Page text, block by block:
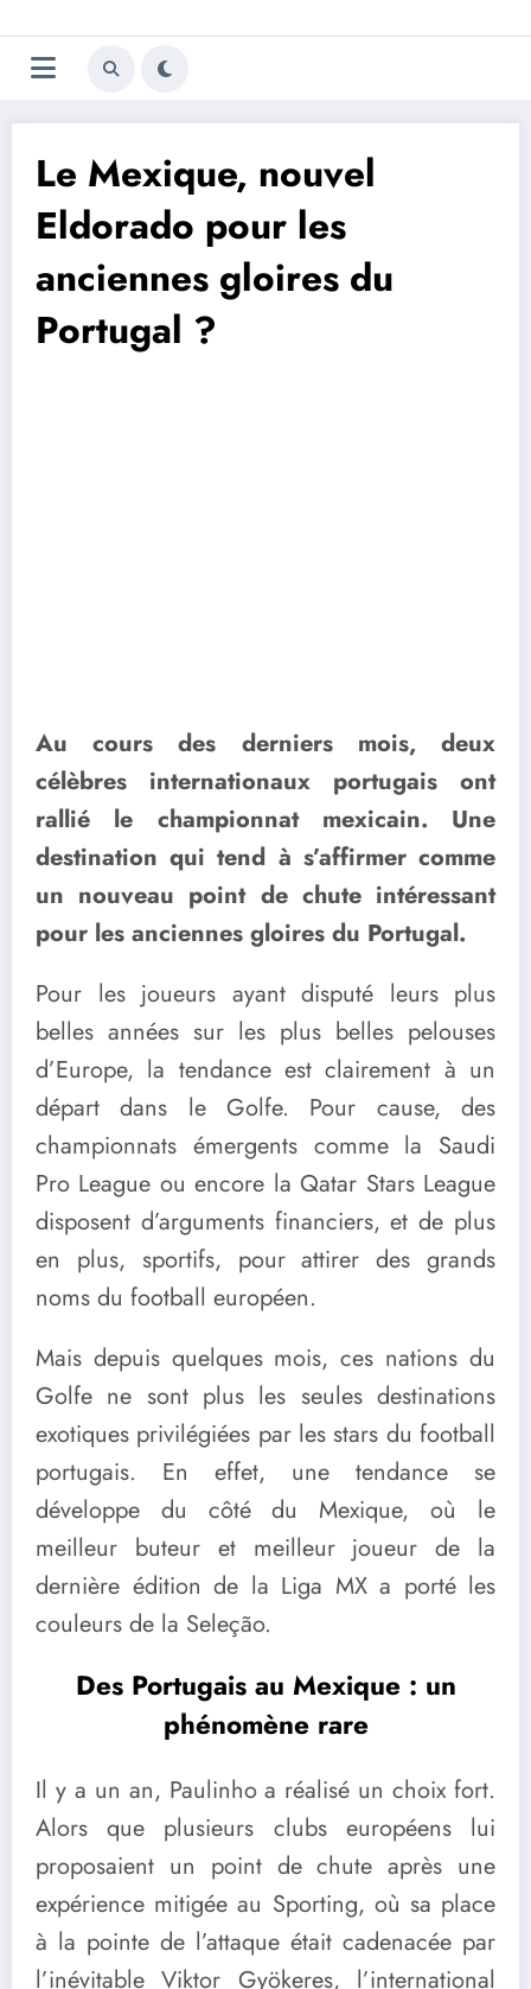
au
contenu
Trivela
L'actualité du football
Le Mexique, nouvel
Eldorado pour les
anciennes gloires du
Portugal ?
Au cours des derniers mois, deux
célèbres internationaux portugais ont
rallié le championnat mexicain. Une
destination qui tend à s’affirmer comme
un nouveau point de chute intéressant
pour les anciennes gloires du Portugal.
Pour les joueurs ayant disputé leurs plus
belles années sur les plus belles pelouses
d’Europe, la tendance est clairement à un
départ dans le Golfe. Pour cause, des
championnats émergents comme la Saudi
Pro League ou encore la Qatar Stars League
disposent d’arguments financiers, et de plus
en plus, sportifs, pour attirer des grands
noms du football européen.
Mais depuis quelques mois, ces nations du
Golfe ne sont plus les seules destinations
exotiques privilégiées par les stars du football
portugais. En effet, une tendance se
développe du côté du Mexique, où le
meilleur buteur et meilleur joueur de la
dernière édition de la Liga MX a porté les
couleurs de la Seleção.
Des Portugais au Mexique : un
phénomène rare
Il y a un an, Paulinho a réalisé un choix fort.
Alors que plusieurs clubs européens lui
proposaient un point de chute après une
expérience mitigée au Sporting, où sa place
à la pointe de l’attaque était cadenacée par
l’inévitable Viktor Gyökeres, l’international